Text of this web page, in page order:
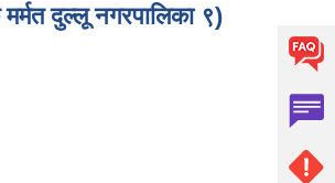
दुल्लू नगरपालिका ९)